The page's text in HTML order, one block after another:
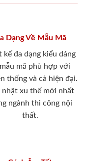
Dạng Về Mẫu Mã
kế đa dạng kiểu dáng
mã phù hợp với
thống và cả hiện đại.
nhật xu thế mới nhất
ngành thi công nội
thất.